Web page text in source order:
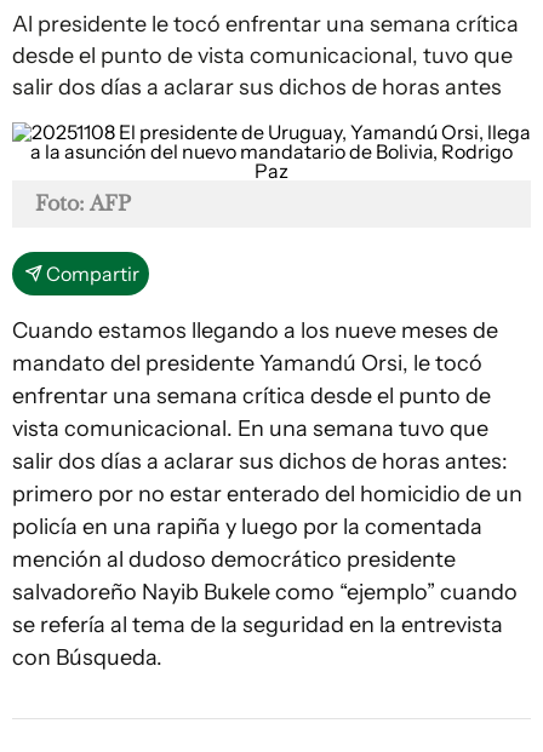
Al presidente le tocó enfrentar una semana crítica
desde el punto de vista comunicacional, tuvo que
salir dos días a aclarar sus dichos de horas antes
Foto: AFP
Compartir
Cuando estamos llegando a los nueve meses de
mandato del presidente Yamandú Orsi, le tocó
enfrentar una semana crítica desde el punto de
vista comunicacional. En una semana tuvo que
salir dos días a aclarar sus dichos de horas antes:
primero por no estar enterado del homicidio de un
policía en una rapiña y luego por la comentada
mención al dudoso democrático presidente
salvadoreño Nayib Bukele como “ejemplo” cuando
se refería al tema de la seguridad en la entrevista
con Búsqueda.